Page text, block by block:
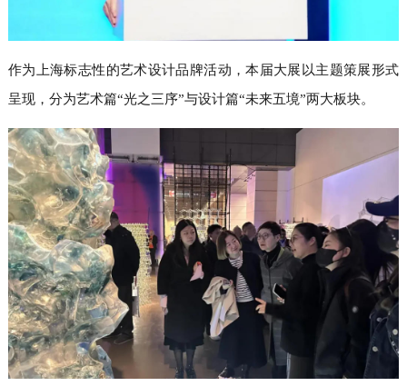
作为上海标志性的艺术设计品牌活动，本届大展以主题策展形式
呈现，分为艺术篇“光之三序”与设计篇“未来五境”两大板块。